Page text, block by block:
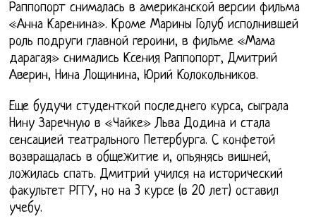
Раппопорт снималась в американской версии фильма
«Анна Каренина». Кроме Марины Голуб исполнившей
роль подруги главной героини, в фильме «Мама
дарагая» снимались Ксения Раппопорт, Дмитрий
Аверин, Нина Лощинина, Юрий Колокольников.
Еще будучи студенткой последнего курса, сыграла
Нину Заречную в «Чайке» Льва Додина и стала
сенсацией театрального Петербурга. С конфетой
возвращалась в общежитие и, опьянясь вишней,
ложилась спать. Дмитрий учился на исторический
факультет РГГУ, но на 3 курсе (в 20 лет) оставил
учебу.